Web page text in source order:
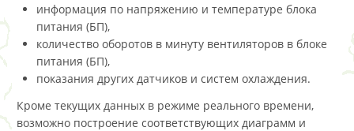
информация по напряжению и температуре блока
питания (БП),
количество оборотов в минуту вентиляторов в блоке
питания (БП),
показания других датчиков и систем охлаждения.
Кроме текущих данных в режиме реального времени,
возможно построение соответствующих диаграмм и